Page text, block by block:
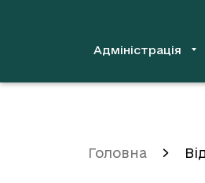
Адміністрація
Головна